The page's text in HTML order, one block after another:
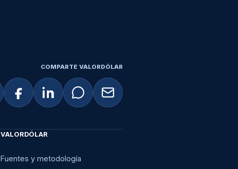
COMPARTE VALORDÓLAR
VALORDÓLAR
Fuentes y metodología